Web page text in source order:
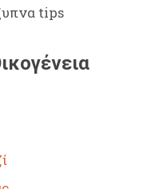
tips